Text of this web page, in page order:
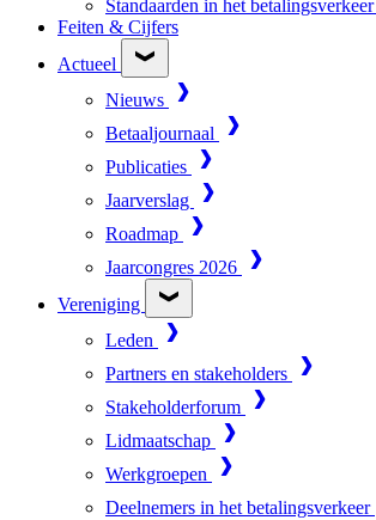
Standaarden in het betalingsverkeer
Feiten & Cijfers
Actueel
Nieuws
Betaaljournaal
Publicaties
Jaarverslag
Roadmap
Jaarcongres 2026
Vereniging
Leden
Partners en stakeholders
Stakeholderforum
Lidmaatschap
Werkgroepen
Deelnemers in het betalingsverkeer